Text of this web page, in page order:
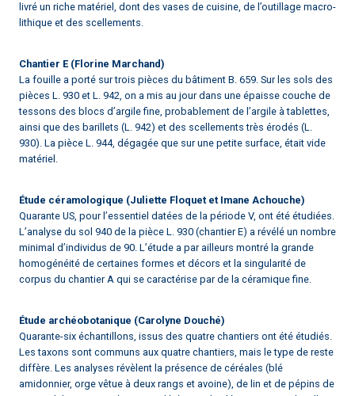
livré un riche matériel, dont des vases de cuisine, de l’outillage macro-
lithique et des scellements.
Chantier E (Florine Marchand)
La fouille a porté sur trois pièces du bâtiment B. 659. Sur les sols des
pièces L. 930 et L. 942, on a mis au jour dans une épaisse couche de
tessons des blocs d’argile fine, probablement de l’argile à tablettes,
ainsi que des barillets (L. 942) et des scellements très érodés (L.
930). La pièce L. 944, dégagée que sur une petite surface, était vide
matériel.
Étude céramologique (Juliette Floquet et Imane Achouche)
Quarante US, pour l’essentiel datées de la période V, ont été étudiées.
L’analyse du sol 940 de la pièce L. 930 (chantier E) a révélé un nombre
minimal d’individus de 90. L’étude a par ailleurs montré la grande
homogénéité de certaines formes et décors et la singularité de
corpus du chantier A qui se caractérise par de la céramique fine.
Étude archéobotanique (Carolyne Douché)
Quarante-six échantillons, issus des quatre chantiers ont été étudiés.
Les taxons sont communs aux quatre chantiers, mais le type de reste
diffère. Les analyses révèlent la présence de céréales (blé
amidonnier, orge vêtue à deux rangs et avoine), de lin et de pépins de